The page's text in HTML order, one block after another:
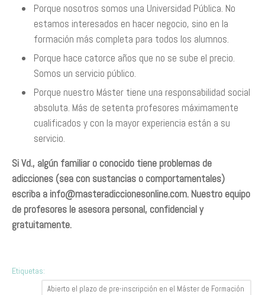
Porque nosotros somos una Universidad Pública. No
estamos interesados en hacer negocio, sino en la
formación más completa para todos los alumnos.
Porque hace catorce años que no se sube el precio.
Somos un servicio público.
Porque nuestro Máster tiene una responsabilidad social
absoluta. Más de setenta profesores máximamente
cualificados y con la mayor experiencia están a su
servicio.
Si Vd., algún familiar o conocido tiene problemas de
adicciones (sea con sustancias o comportamentales)
escriba a info@masteradiccionesonline.com. Nuestro equipo
de profesores le asesora personal, confidencial y
gratuitamente.
Etiquetas:
Abierto el plazo de pre-inscripción en el Máster de Formación